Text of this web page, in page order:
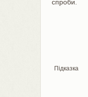
спроби.
Підказка